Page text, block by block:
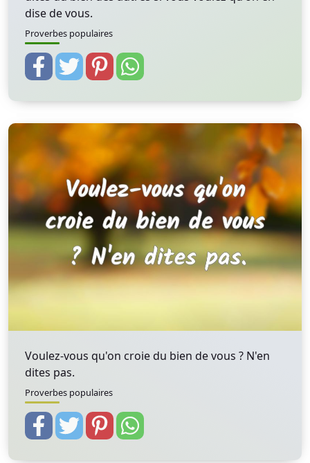
dise de vous.
Proverbes populaires
Voulez-vous qu'on croie du bien de vous ? N'en
dites pas.
Proverbes populaires